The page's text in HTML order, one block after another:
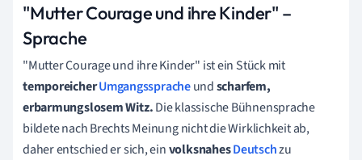
"Mutter Courage und ihre Kinder" –
Sprache
"Mutter Courage und ihre Kinder" ist ein Stück mit
temporeicherUmgangsspracheundscharfem,
erbarmungslosem Witz.Die klassische Bühnensprache
bildete nach Brechts Meinung nicht die Wirklichkeit ab,
daher entschied er sich, einvolksnahesDeutschzu